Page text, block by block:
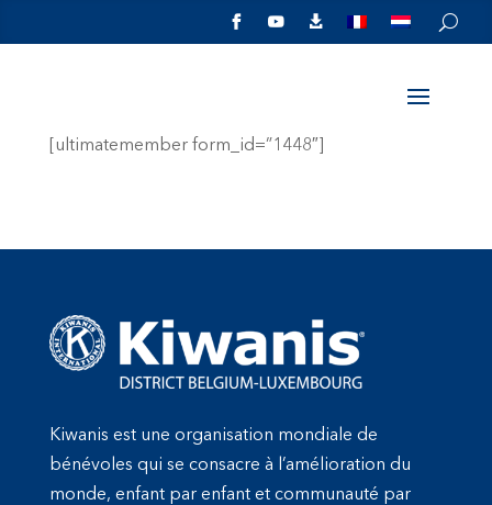
  
[ultimatemember form_id=”1448″]
Kiwanis est une organisation mondiale de
bénévoles qui se consacre à l’amélioration du
monde, enfant par enfant et communauté par